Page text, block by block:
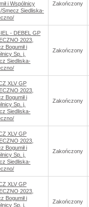
i Wspólnicy
Smecz Siedliska-
Zakończony
- DEBEL GP
2023,
Bogumił i
Sp. j.
Siedliska-
Zakończony
XLV GP
2023,
Bogumił i
Sp. j.
Siedliska-
Zakończony
XLV GP
2023,
Bogumił i
Sp. j.
Siedliska-
Zakończony
XLV GP
2023,
Bogumił i
Sp. j.
Zakończony